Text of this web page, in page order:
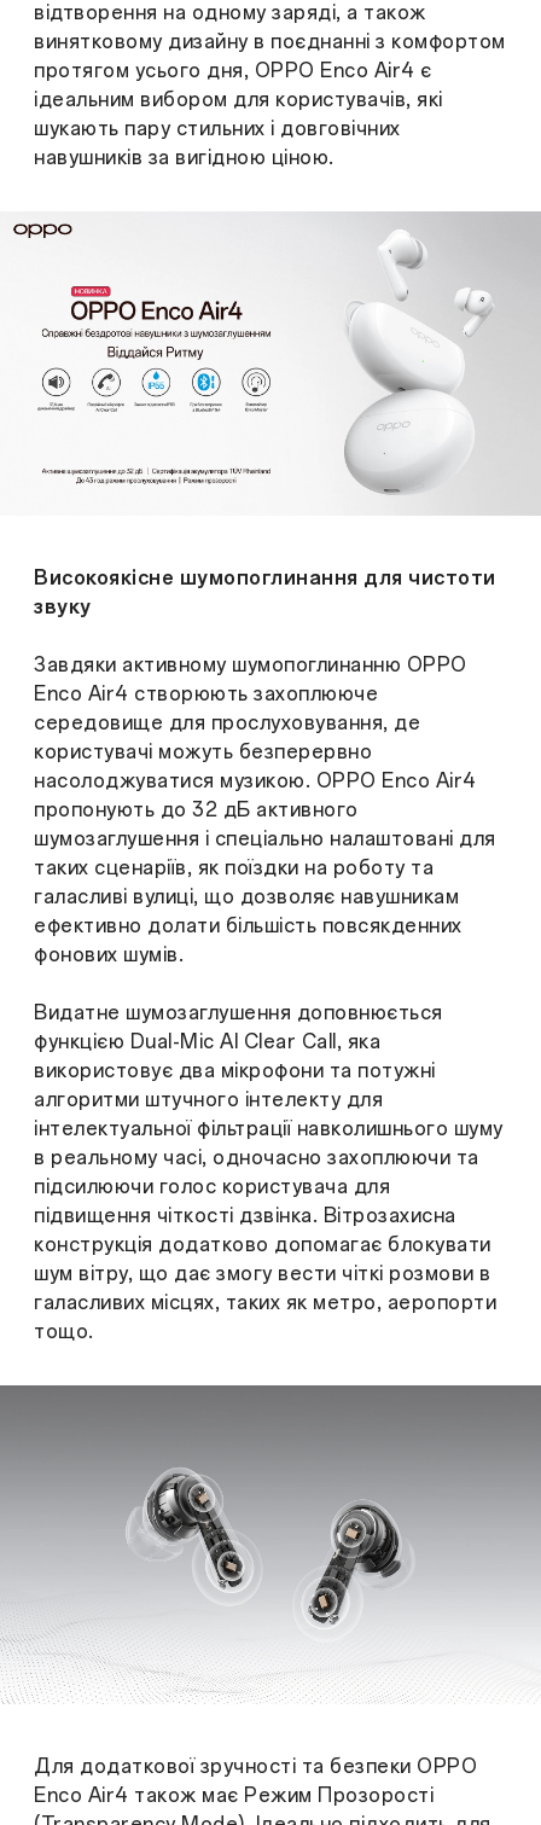
відтворення на одному заряді, а також
винятковому дизайну в поєднанні з комфортом
протягом усього дня, OPPO Enco Air4 є
ідеальним вибором для користувачів, які
шукають пару стильних і довговічних
навушників за вигідною ціною.
Високоякісне шумопоглинання для чистоти
звуку
Завдяки активному шумопоглинанню OPPO
Enco Air4 створюють захоплююче
середовище для прослуховування, де
користувачі можуть безперервно
насолоджуватися музикою. OPPO Enco Air4
пропонують до 32 дБ активного
шумозаглушення і спеціально налаштовані для
таких сценаріїв, як поїздки на роботу та
галасливі вулиці, що дозволяє навушникам
ефективно долати більшість повсякденних
фонових шумів.
Видатне шумозаглушення доповнюється
функцією Dual-Mic AI Clear Call, яка
використовує два мікрофони та потужні
алгоритми штучного інтелекту для
інтелектуальної фільтрації навколишнього шуму
в реальному часі, одночасно захоплюючи та
підсилюючи голос користувача для
підвищення чіткості дзвінка. Вітрозахисна
конструкція додатково допомагає блокувати
шум вітру, що дає змогу вести чіткі розмови в
галасливих місцях, таких як метро, аеропорти
тощо.
Для додаткової зручності та безпеки OPPO
Enco Air4 також має Режим Прозорості